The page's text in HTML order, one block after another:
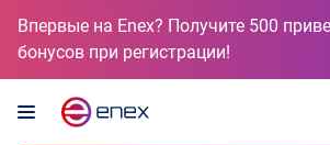
Впервые на Enex? Получите 500
бонусов при регистрации!